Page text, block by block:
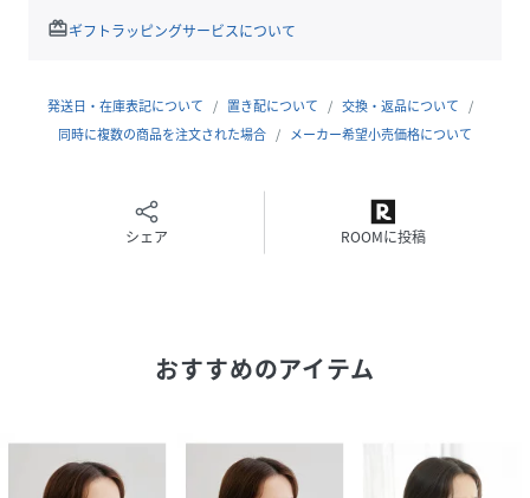
※直接肌に触れる衛生商品の為、お客様都合によるご返品・
※撮影時の光、お使いのモニター環境によって色の見え方が
違う場合がございます。
DR0918_GII81050
GII81050-27-099 DR0918
redeemギフトラッピングサービスについて
発送日・在庫表記について 置き配について
交換・返品について
同時に複数の商品を注文された場合
メーカー希望小売価格について
シェア ROOMに投稿
おすすめのアイテム